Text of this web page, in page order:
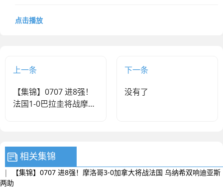
点击播放
上一条
【集锦】0707 进8强！
法国1-0巴拉圭将战摩洛
下一条
没有了
相关集锦
|
【集锦】0707 进8强！摩洛哥3-0加拿大将战法国 乌纳希双响迪亚斯
两助